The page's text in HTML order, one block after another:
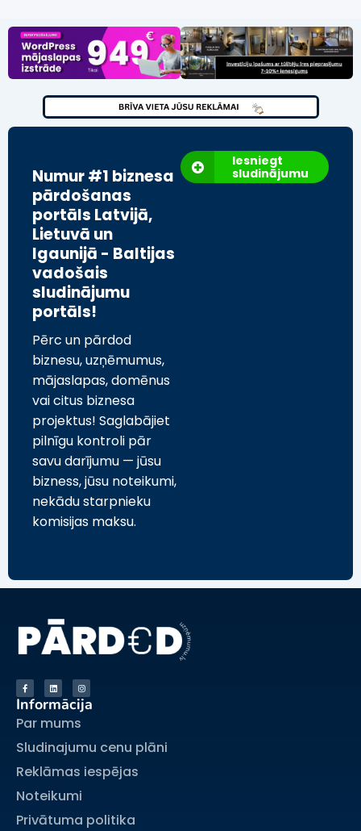
Numur #1 biznesa
pārdošanas
portāls Latvijā,
Lietuvā un
Igaunijā - Baltijas
vadošais
sludinājumu
portāls!
Pērc un pārdod
biznesu, uzņēmumus,
mājaslapas, domēnus
vai citus biznesa
projektus! Saglabājiet
pilnīgu kontroli pār
savu darījumu — jūsu
bizness, jūsu noteikumi,
nekādu starpnieku
komisijas maksu.
Iesniegt
sludinājumu
Informācija
Par mums
Sludinajumu cenu plāni
Reklāmas iespējas
Noteikumi
Privātuma politika